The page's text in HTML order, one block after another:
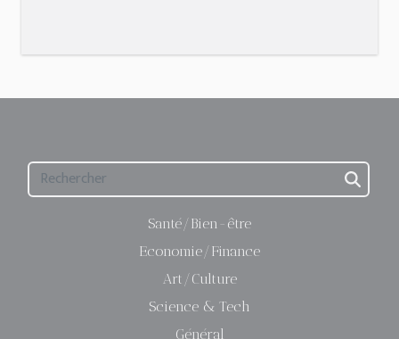
Santé/Bien-être
Economie/Finance
Art/Culture
Science & Tech
Général